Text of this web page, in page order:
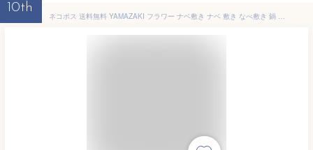
10th
ネコポス 送料無料 YAMAZAKI フラワー ナベ敷き ナベ 敷き なべ敷き 鍋 フライパン ヤカン 食卓 卓上 立て 収納 シリコン キッチンツール キッチン 調理器具 収納 便利 雑貨 シンプル ホワイト 7679 ピンク 7680